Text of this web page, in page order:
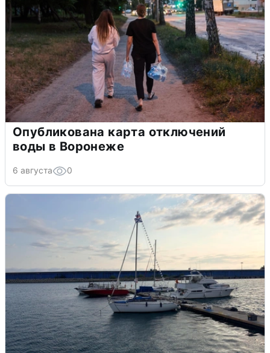
Опубликована карта отключений
воды в Воронеже
6 августа 0